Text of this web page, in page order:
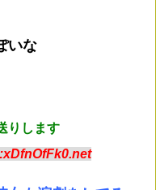
いな
りします